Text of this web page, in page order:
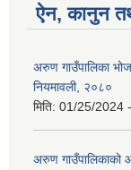
ऐन, कानुन
अरुण गाउँपालिका
नियमावली, २०८०
मिति: 01/25/2024
अरुण गाउँपालिकाको